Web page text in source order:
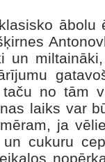
un
no tām
laiks var
ja
cukuru